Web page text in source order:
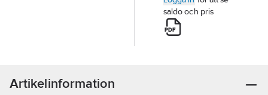
saldo och pris
Artikelinformation